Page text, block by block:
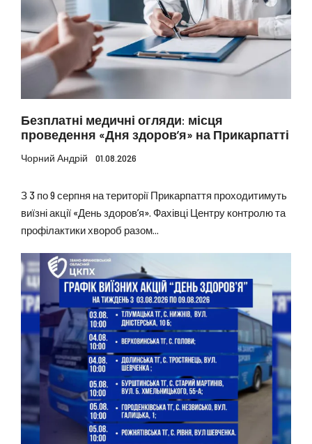
Безплатні медичні огляди: місця
проведення «Дня здоров’я» на Прикарпатті
Чорний Андрій 01.08.2026
З 3 по 9 серпня на території Прикарпаття проходитимуть
виїзні акції «День здоров’я». Фахівці Центру контролю та
профілактики хвороб разом...